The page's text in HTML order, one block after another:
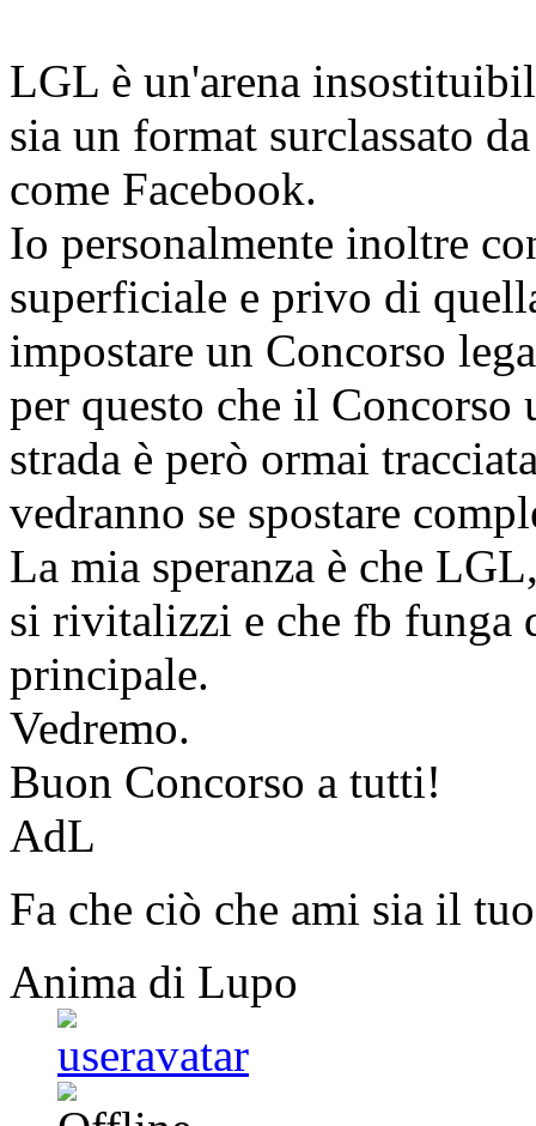
LGL è un'arena
sia un format surclassato
come Facebook.
Io personalmente inoltre
superficiale e privo di
impostare un Concorso
per questo che il
strada è però ormai
vedranno se spostare
La mia speranza è che
si rivitalizzi e che fb funga
principale.
Vedremo.
Buon Concorso a tutti!
AdL
Fa che ciò che ami sia il
Anima di Lupo